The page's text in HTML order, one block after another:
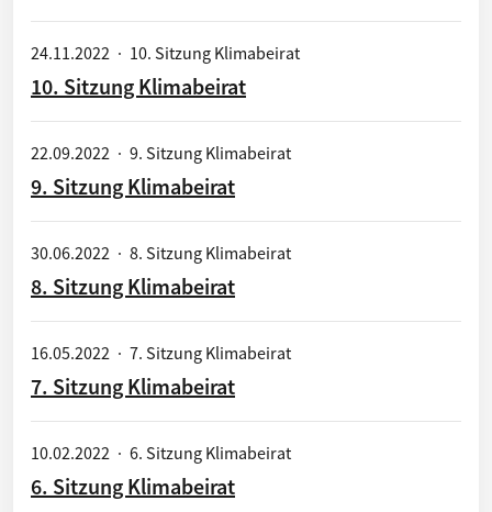
24.11.2022 · 10. Sitzung Klimabeirat
10. Sitzung Klimabeirat
22.09.2022 · 9. Sitzung Klimabeirat
9. Sitzung Klimabeirat
30.06.2022 · 8. Sitzung Klimabeirat
8. Sitzung Klimabeirat
16.05.2022 · 7. Sitzung Klimabeirat
7. Sitzung Klimabeirat
10.02.2022 · 6. Sitzung Klimabeirat
6. Sitzung Klimabeirat